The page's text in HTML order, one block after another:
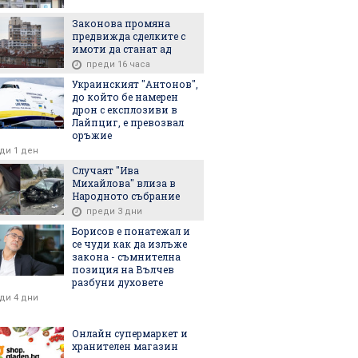
Законова промяна
предвижда сделките с
имоти да станат ад
преди 16 часа
Украинският "Антонов",
до който бе намерен
дрон с експлозиви в
Лайпциг, е превозвал
оръжие
1 ден
Случаят "Ива
Михайлова" влиза в
Народното събрание
преди 3 дни
Борисов е понатежал и
се чуди как да излъже
закона - съмнителна
позиция на Вълчев
разбуни духовете
4 дни
Онлайн супермаркет и
хранителен магазин